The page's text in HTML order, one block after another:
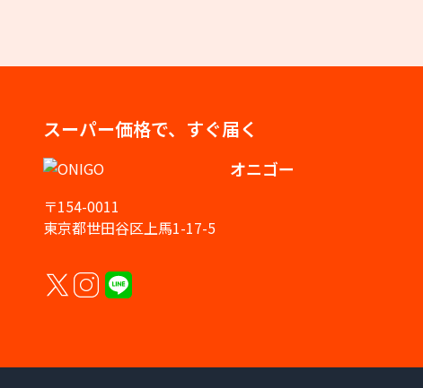
スーパー価格で、すぐ届く
オニゴー
〒154-0011
東京都世田谷区上馬1-17-5